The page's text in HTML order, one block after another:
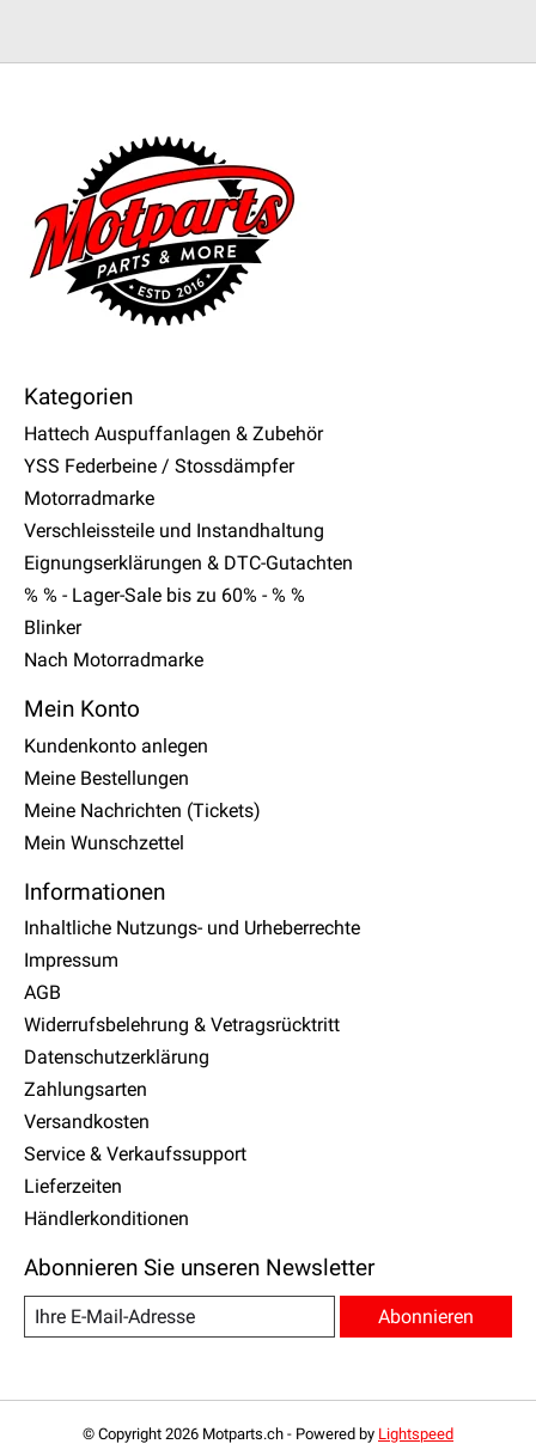
Kategorien
Hattech Auspuffanlagen & Zubehör
YSS Federbeine / Stossdämpfer
Motorradmarke
Verschleissteile und Instandhaltung
Eignungserklärungen & DTC-Gutachten
% % - Lager-Sale bis zu 60% - % %
Blinker
Nach Motorradmarke
Mein Konto
Kundenkonto anlegen
Meine Bestellungen
Meine Nachrichten (Tickets)
Mein Wunschzettel
Informationen
Inhaltliche Nutzungs- und Urheberrechte
Impressum
AGB
Widerrufsbelehrung & Vetragsrücktritt
Datenschutzerklärung
Zahlungsarten
Versandkosten
Service & Verkaufssupport
Lieferzeiten
Händlerkonditionen
Abonnieren Sie unseren Newsletter
Abonnieren
© Copyright 2026 Motparts.ch - Powered by Lightspeed